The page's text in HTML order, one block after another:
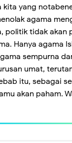
kita yang
agama
politik tidak akan
Hanya agama
sempurna
umat,
itu, sebagai
akan paham.